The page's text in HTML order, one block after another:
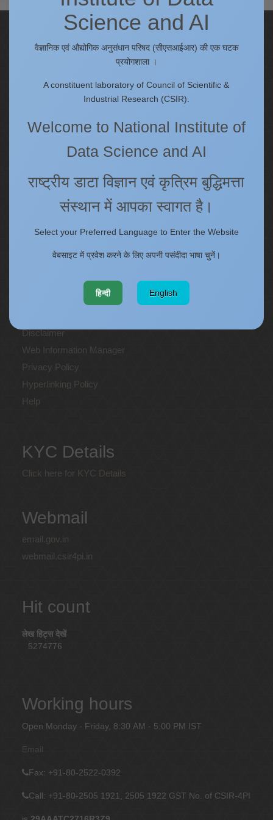
Quick Links
Tenders
Annual Reports
ONECSIR - ERP
Staff Annual Property Returns
Vidya Lakshmi Portal (VLP)
Memorandums of understanding
Who's Who
Website policies
Disclaimer
Web Information Manager
Privacy Policy
Hyperlinking Policy
Help
KYC Details
Click here for KYC Details
Webmail
email.gov.in
webmail.csir4pi.in
Hit count
लेख हिट्स देखें
5274776
Working hours
Open Monday - Friday, 8:30 AM - 5:00 PM IST
Email
Fax: +91-80-2522-0392
Call: +91-80-2505 1921, 2505 1922 GST No. of CSIR-4PI
Science and AI
वैज्ञानिक एवं औद्योगिक अनुसंधान परिषद (सीएसआईआर) की एक घटक
प्रयोगशाला ।
A constituent laboratory of Council of Scientific &
Industrial Research (CSIR).
Welcome to National Institute of
Data Science and AI
राष्ट्रीय डाटा विज्ञान एवं कृत्रिम बुद्धिमत्ता
संस्थान में आपका स्वागत है।
Select your Preferred Language to Enter the Website
वेबसाइट में प्रवेश करने के लिए अपनी पसंदीदा भाषा चुनें।
हिन्दी English